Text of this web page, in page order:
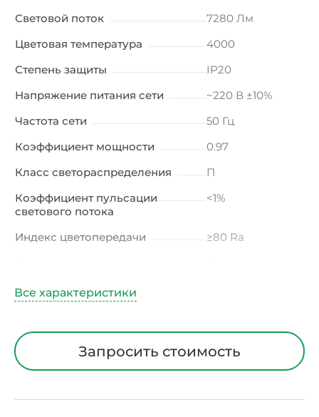
Световой поток
7280 Лм
Цветовая температура
4000
Степень защиты
IP20
Напряжение питания сети
~220 В ±10%
Частота сети
50 Гц
Коэффициент мощности
0.97
Класс светораспределения
П
Коэффициент пульсации
светового потока
<1%
Индекс цветопередачи
≥80 Ra
Угол рассеивания
Диапазон рабочих
температурЗапросить стоимость